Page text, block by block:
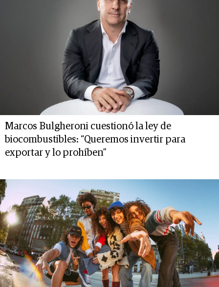
Marcos Bulgheroni cuestionó la ley de
biocombustibles: “Queremos invertir para
exportar y lo prohíben”